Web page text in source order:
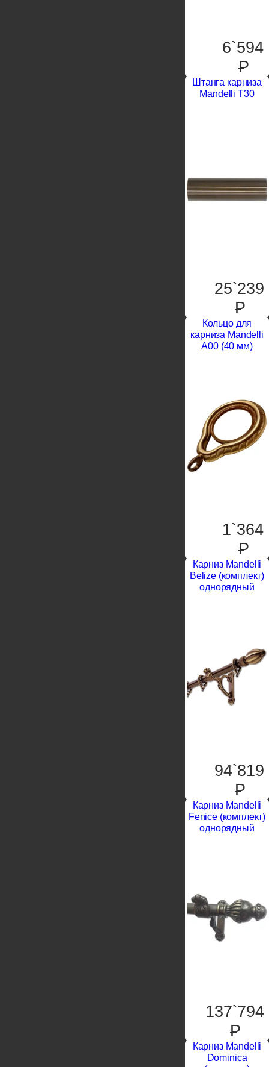
6`594
P
Штанга карниза
Mandelli T30
25`239
P
Кольцо для
карниза Mandelli
A00 (40 мм)
1`364
P
Карниз Mandelli
Belize (комплект)
однорядный
94`819
P
Карниз Mandelli
Fenice (комплект)
однорядный
137`794
P
Карниз Mandelli
Dominica